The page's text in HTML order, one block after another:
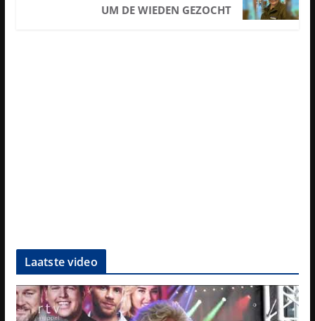
UM DE WIEDEN GEZOCHT
Laatste video